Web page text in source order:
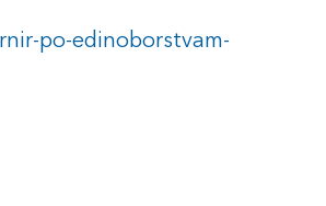
po-edinoborstvam-